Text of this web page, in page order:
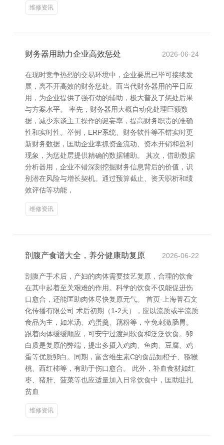
维修资讯
财务器用助力企业高效惩处 2026-06-24
在现时竞争热烈的交易环境中，企业要思已毕可接续发
展，离不开高效的财务惩处。而当代财务器用的平日应
用，为企业提供了强有劲的辅助，极大普及了惩处后果
与方案水平。 率先，财务器用大概自动化处理巨额数
据，减少东谈主工操作的诞妄率，提高财务职责的准确
性和实时性。举例，ERP系统、财务软件等不错实时更
新财务数据，匡助企业掌抓资金流动、资本开销和盈利
现象，为惩处层提供精确的数据辅助。 其次，借助数据
分析器用，企业不错深刻挖掘财务信息背后的价值，识
别潜在风险与增长契机。通过预算截止、资天职析和绩
效评估等功能，
维修资讯
剖腹产食谱大全，养分健康助复原 2026-06-22
剖腹产手术后，产妇的肉体需要技艺复原，合理的饮食
在其中起着至关艰难的作用。科学的饮食不仅能促进伤
口愈合，还能匡助肉体尽快复原元气。 首页-上海菁石文
化传播有限公司 术后初期（1-2天），应以流质或半流质
食品为主，如米汤、鸡蛋羹、藕粉等，幸免刺激肠胃。
跟着肉体缓缓顺应，可安宁过渡到软食和泛泛饮食。卵
白质是复原的弊端，提出多摄入鸡肉、鱼肉、豆腐、鸡
蛋等优质卵白。同期，富含维生素C的食品如橙子、猕猴
桃、西红柿等，有助于伤口愈合。 此外，补血食材如红
枣、猪肝、菠菜等也应适量加入日常饮食中，匡助驻扎
贫血
维修资讯